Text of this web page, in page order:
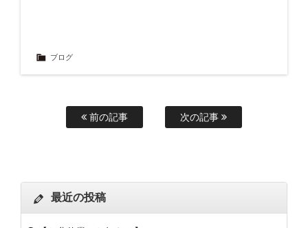
ブログ
前の記事 次の記事
最近の投稿